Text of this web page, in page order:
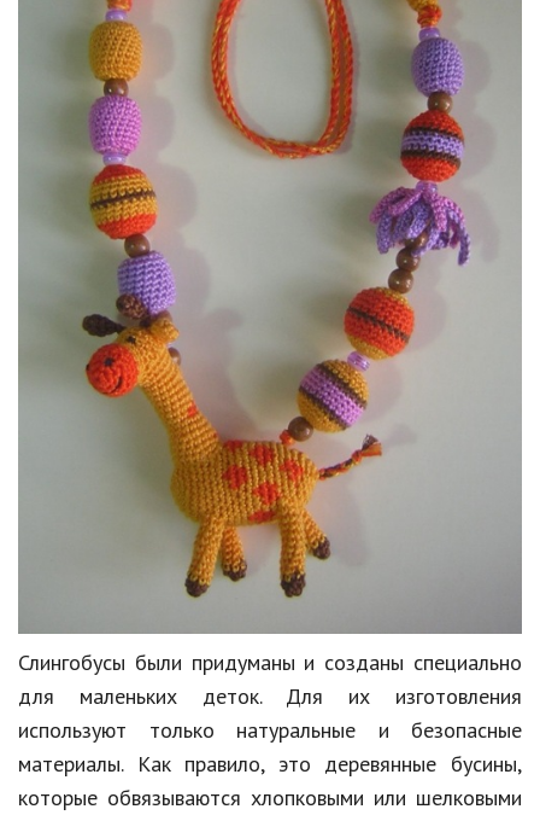
Психология и отношения
Творчество и рукоделие
Разное
Работа и бизнес
Животные
Еда и напитки
Праздники и подарки
Кинематограф
Домашние животные
Культура и общество
Мода и стиль
Бизнес
Хобби и развлечения
Финансы
Слингобусы были придуманы и созданы специально
для маленьких деток. Для их изготовления
используют только натуральные и безопасные
материалы. Как правило, это деревянные бусины,
которые обвязываются хлопковыми или шелковыми